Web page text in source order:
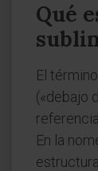
Qué
El término
(«debajo
En la